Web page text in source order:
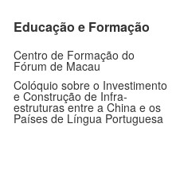
Educação e Formação
Centro de Formação do
Fórum de Macau
Colóquio sobre o Investimento
e Construção de Infra-
estruturas entre a China e os
Países de Língua Portuguesa